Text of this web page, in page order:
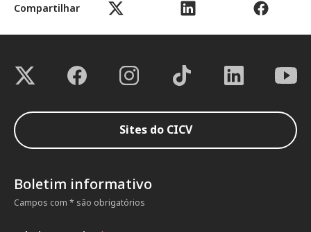
Compartilhar
Sites do CICV
Boletim informativo
Campos com * são obrigatórios